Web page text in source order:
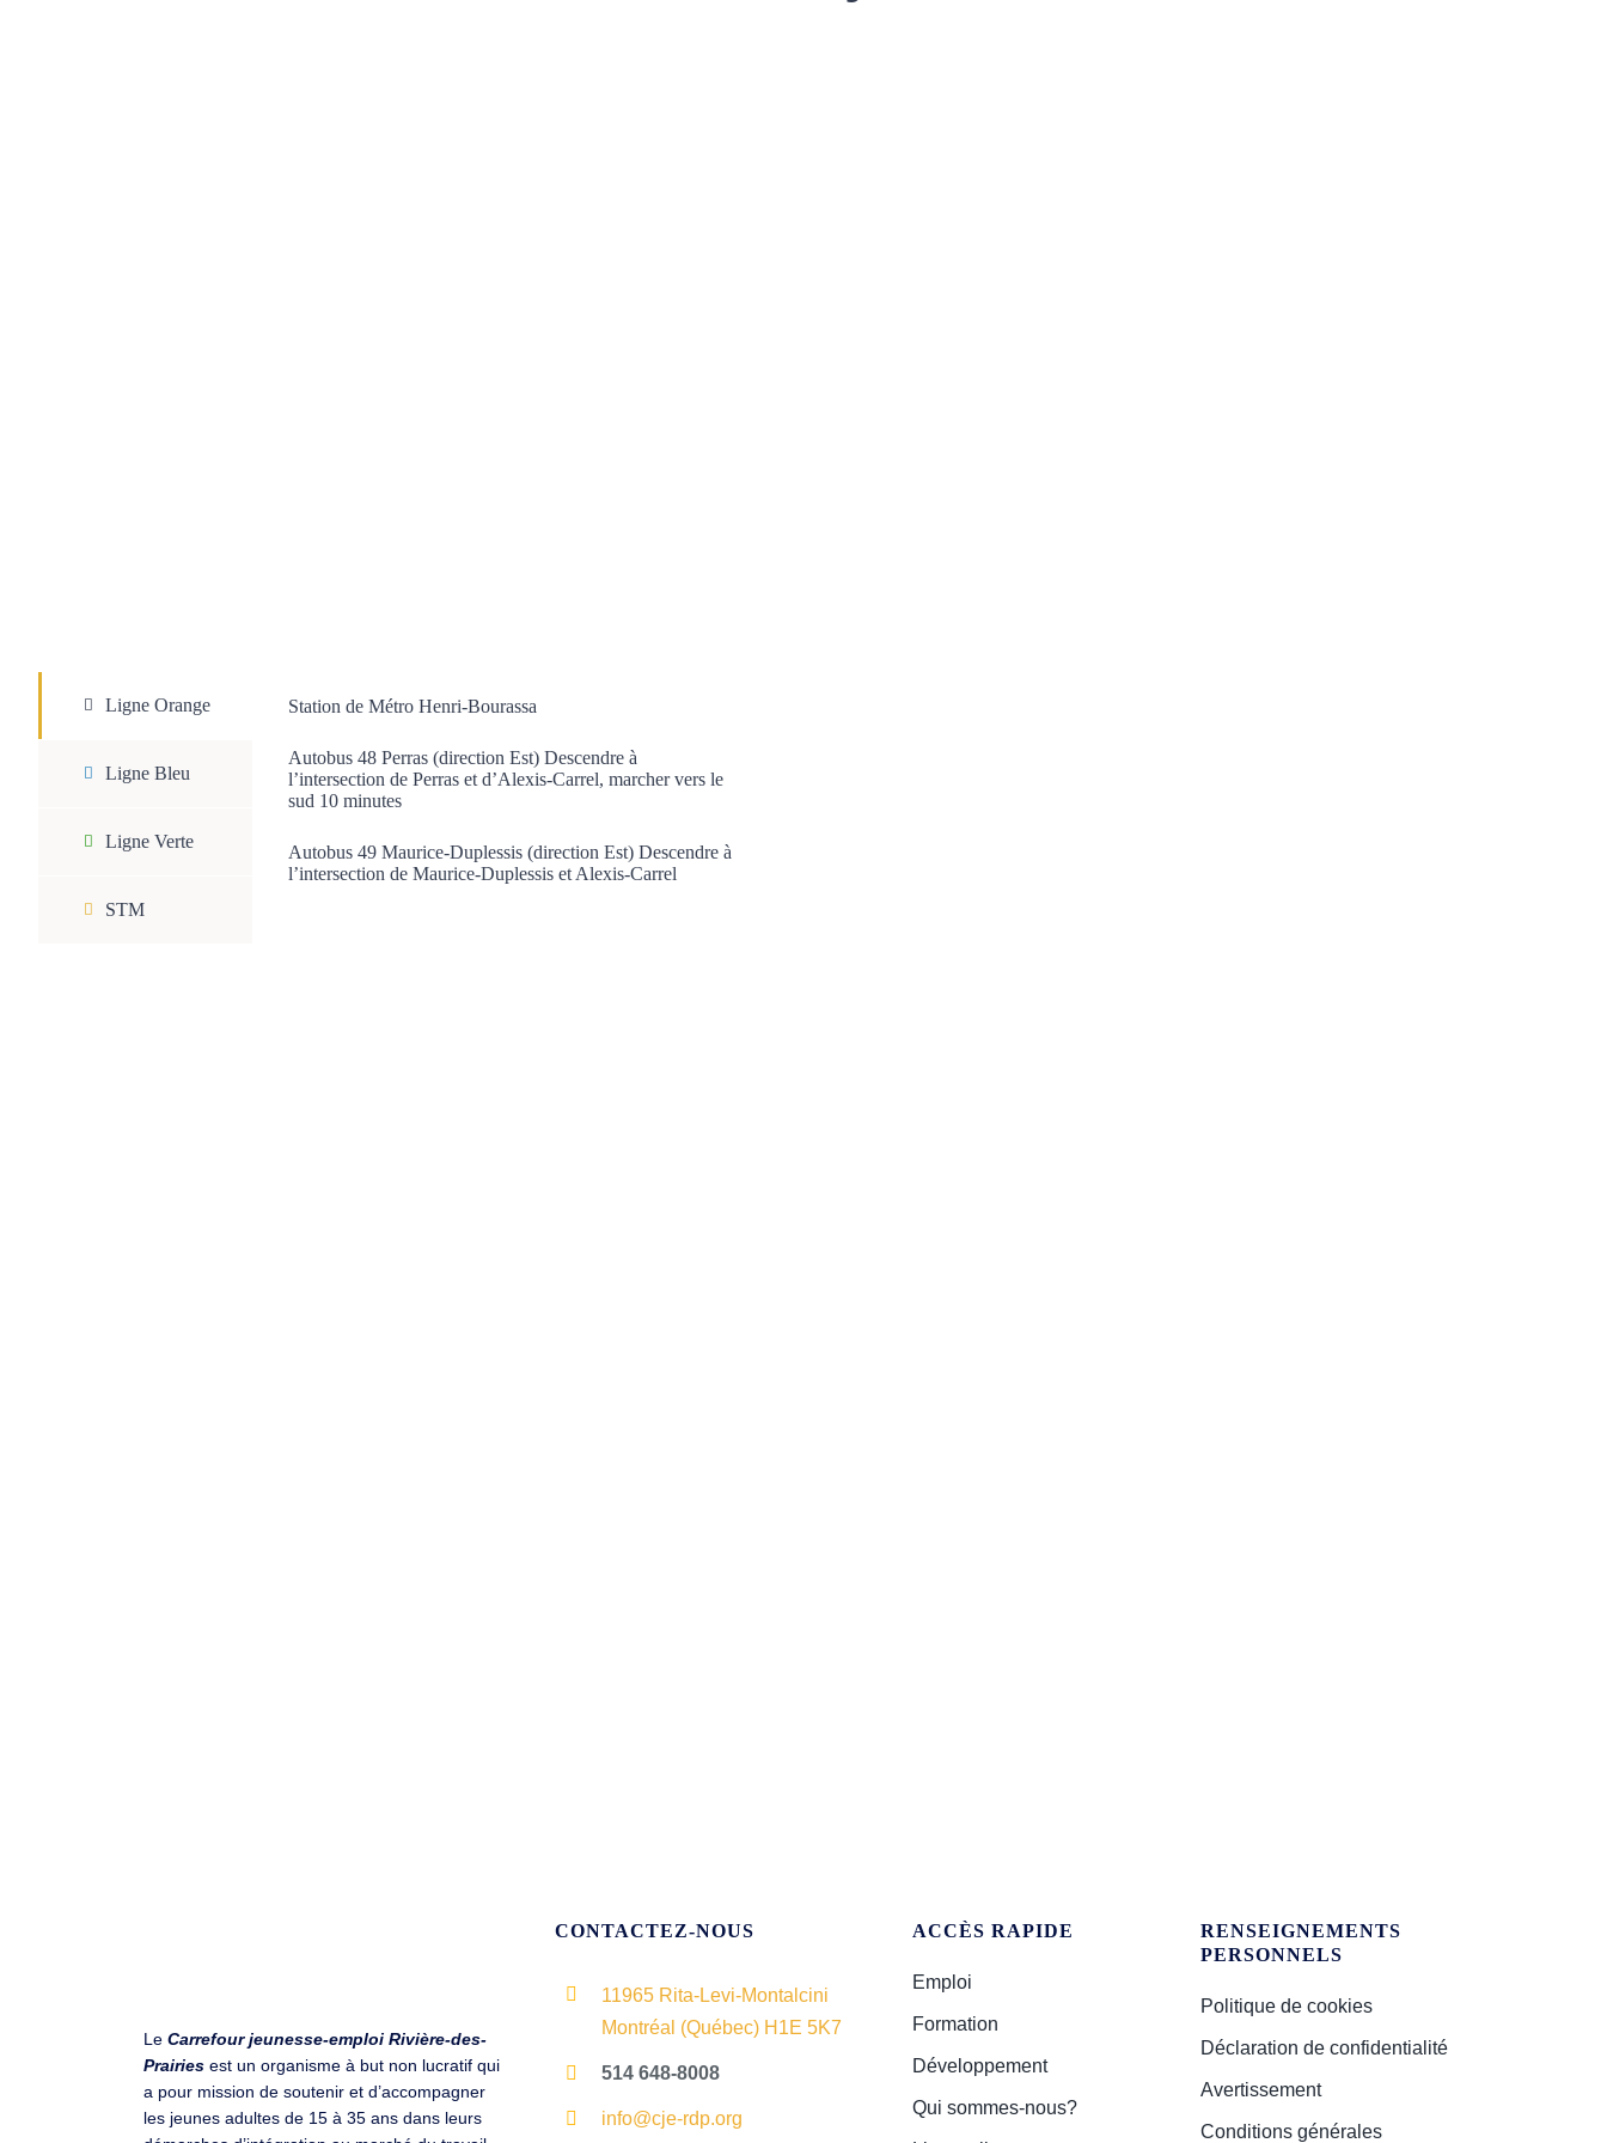
Ligne Orange
Ligne Bleu
Ligne Verte
STM
Station de Métro Henri-Bourassa
Autobus 48 Perras (direction Est) Descendre à
l’intersection de Perras et d’Alexis-Carrel, marcher vers le
sud 10 minutes
Autobus 49 Maurice-Duplessis (direction Est) Descendre à
l’intersection de Maurice-Duplessis et Alexis-Carrel
Le Carrefour jeunesse-emploi Rivière-des-
Prairiesest un organisme à but non lucratif qui
a pour mission de soutenir et d’accompagner
les jeunes adultes de 15 à 35 ans dans leurs
CONTACTEZ-NOUS
11965 Rita-Levi-Montalcini
Montréal (Québec) H1E 5K7
514 648-8008
info@cje-rdp.org
ACCÈS RAPIDE
Emploi
Formation
Développement
Qui sommes-nous?
RENSEIGNEMENTS
PERSONNELS
Politique de cookies
Déclaration de confidentialité
Avertissement
Conditions générales